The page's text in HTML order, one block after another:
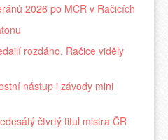
2026 po MČR v Račicích
rozdáno. Račice viděly
nástup i závody mini
čtvrtý titul mistra ČR